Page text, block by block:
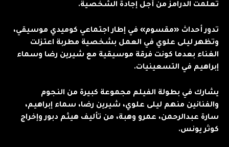
تعلمت الدرامز من أجل إجادة الشخصية.
تدور أحداث «مقسوم» في إطار اجتماعي كوميدي موسيقي،
وتظهر ليلى علوي في العمل بشخصية مطربة اعتزلت
الغناء بعدما كونت فرقة موسيقية مع شيرين رضا وسماء
إبراهيم في التسعينيات.
يشارك في بطولة الفيلم مجموعة كبيرة من النجوم
والفنانين منهم ليلى علوي، شيرين رضا، سماء إبراهيم،
سارة عبدالرحمن، عمرو وهبة، من تأليف هيثم دبور وإخراج
كوثر يونس.